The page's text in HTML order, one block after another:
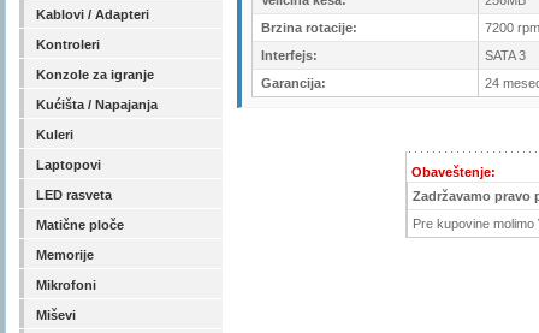
Kablovi / Adapteri
Kontroleri
Konzole za igranje
Kućišta / Napajanja
Kuleri
Laptopovi
LED rasveta
Matične ploče
Memorije
Mikrofoni
Miševi
Brzina rotacije:
7200 rpm
Interfejs:
SATA 3
Garancija:
24
Obaveštenje:
Zadržavamo pravo
Pre kupovine